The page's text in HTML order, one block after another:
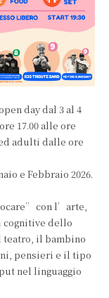
day dal 3 al 4
17.00 alle ore
ed adulti dalle ore
e Febbraio 2026.
con l’arte,
cognitive dello
teatro, il bambino
pensieri e il tipo
nel linguaggio